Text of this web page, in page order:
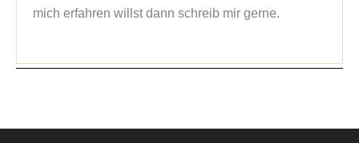
mich erfahren willst dann schreib mir gerne.